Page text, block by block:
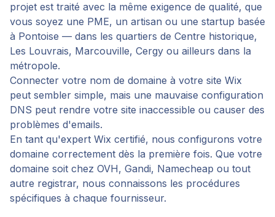
projet est traité avec la même exigence de qualité, que
vous soyez une PME, un artisan ou une startup basée
à Pontoise — dans les quartiers de Centre historique,
Les Louvrais, Marcouville, Cergy ou ailleurs dans la
métropole.
Connecter votre nom de domaine à votre site Wix
peut sembler simple, mais une mauvaise configuration
DNS peut rendre votre site inaccessible ou causer des
problèmes d'emails.
En tant qu'expert Wix certifié, nous configurons votre
domaine correctement dès la première fois. Que votre
domaine soit chez OVH, Gandi, Namecheap ou tout
autre registrar, nous connaissons les procédures
spécifiques à chaque fournisseur.